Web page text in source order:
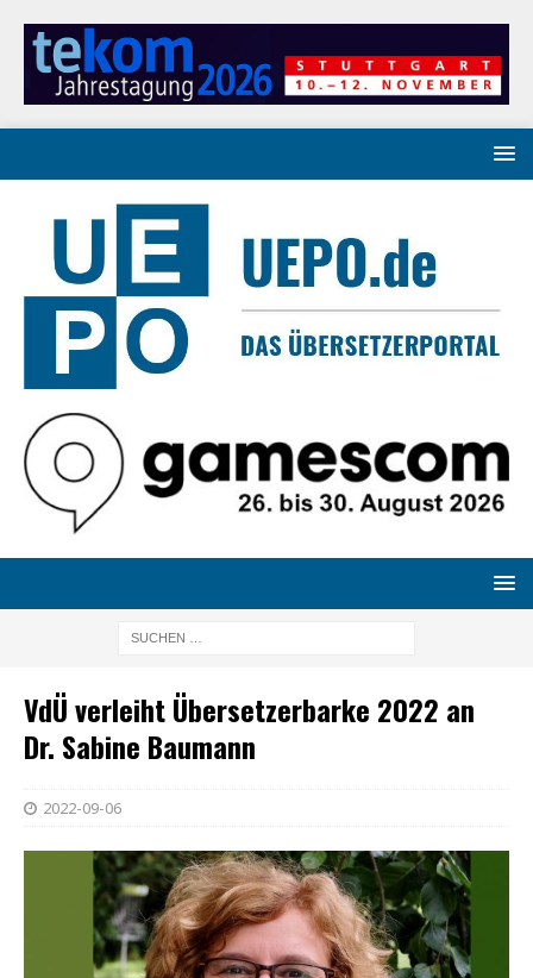
VdÜ verleiht Übersetzerbarke 2022 an
Dr. Sabine Baumann
2022-09-06